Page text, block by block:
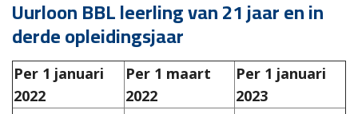
Uurloon BBL leerling van 21 jaar en in
derde opleidingsjaar
Per 1 januari
2022
Per 1 maart
2022
Per 1 januari
2023